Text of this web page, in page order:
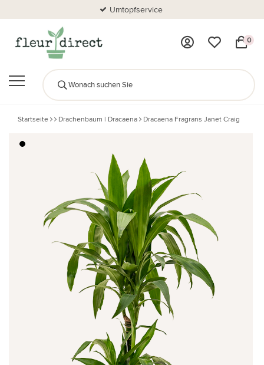
Umtopfservice
0
Startseite Drachenbaum | Dracaena Dracaena Fragrans Janet Craig